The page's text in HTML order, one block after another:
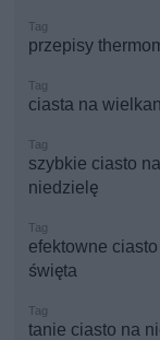
przepisy
ciasta na
szybkie ciasto na
niedzielę
efektowne
święta
tanie ciasto na